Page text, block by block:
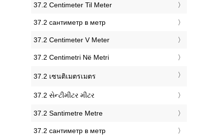
‎37.2 Centimeter Til Meter
‎37.2 сантиметр в метр
‎37.2 Centimeter V Meter
‎37.2 Centimetri Në Metri
‎37.2 เซนติเมตรเมตร
‎37.2 સેન્ટીમીટર મીટર
‎37.2 Santimetre Metre
‎37.2 сантиметр в метр